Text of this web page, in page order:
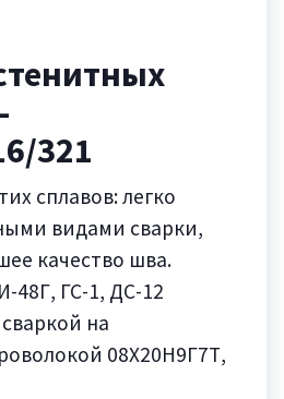
321
сплавов: легко
видами сварки,
качество шва.
48Г, ГС-1, ДС-12
на
08Х20Н9Г7Т,